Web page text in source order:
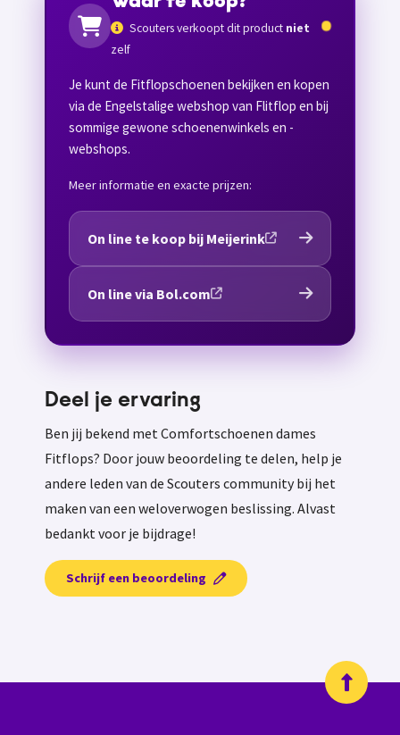
Scouters verkoopt dit product niet
zelf
Je kunt de Fitflopschoenen bekijken en kopen
via de Engelstalige webshop van Flitflop en bij
sommige gewone schoenenwinkels en -
webshops.
Meer informatie en exacte prijzen:
On line te koop bij Meijerink
On line via Bol.com
Deel je ervaring
Ben jij bekend met Comfortschoenen dames
Fitflops? Door jouw beoordeling te delen, help je
andere leden van de Scouters community bij het
maken van een weloverwogen beslissing. Alvast
bedankt voor je bijdrage!
Schrijf een beoordeling